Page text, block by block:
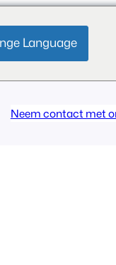
Language
Neem contact met